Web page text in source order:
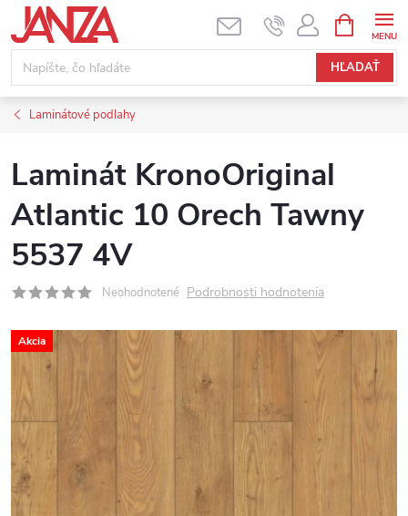
Prejsť na obsah
HĽADAŤ
Laminátové podlahy
Laminát KronoOriginal
Atlantic 10 Orech Tawny
5537 4V
Neohodnotené Podrobnosti hodnotenia
Akcia